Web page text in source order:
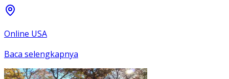
Online USA
Baca selengkapnya